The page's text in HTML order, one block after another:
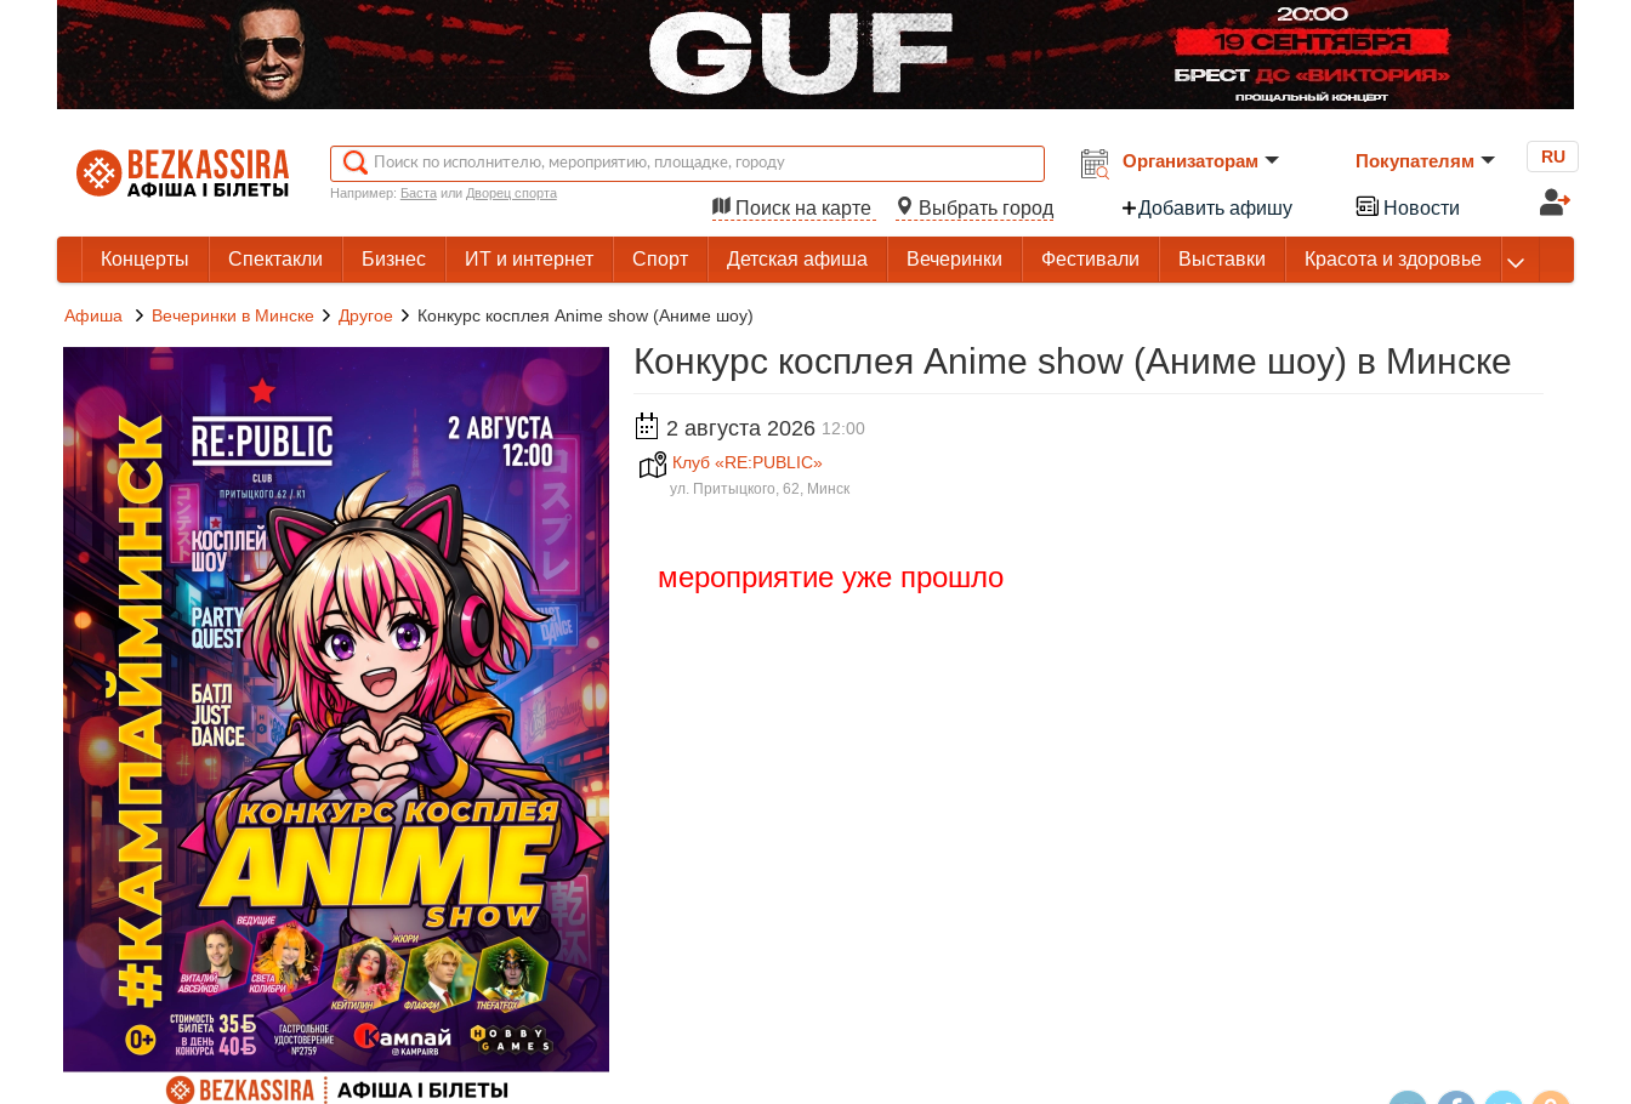
Например: Бастаили Дворец спорта
Поиск на карте Выбрать город
Организаторам
Добавить афишу
Покупателям
Новости
RU
Концерты Спектакли Бизнес ИТ и интернет Спорт Детская афиша Вечеринки Фестивали Выставки Красота и здоровье
Афиша Вечеринки в Минске Другое Конкурс косплея Anime show (Аниме шоу)
Конкурс косплея Anime show (Аниме шоу) в Минске
2 августа 2026 12:00
Клуб «RE:PUBLIC»
ул. Притыцкого, 62, Минск
мероприятие уже прошло